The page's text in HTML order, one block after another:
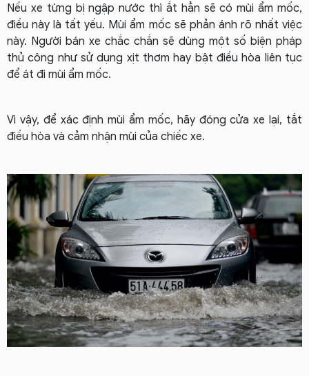
Nếu xe từng bị ngập nước thì ắt hẳn sẽ có mùi ẩm mốc,
điều này là tất yếu. Mùi ẩm mốc sẽ phản ánh rõ nhất việc
này. Người bán xe chắc chắn sẽ dùng một số biện pháp
thủ công như sử dụng xịt thơm hay bật điều hòa liên tục
để át đi mùi ẩm mốc.
Vì vậy, để xác định mùi ẩm mốc, hãy đóng cửa xe lại, tắt
điều hòa và cảm nhận mùi của chiếc xe.